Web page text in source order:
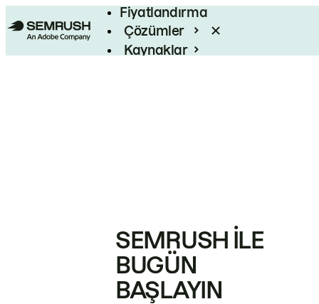
Fiyatlandırma
Çözümler
Kaynaklar
SEMRUSH ILE
BUGÜN
BAŞLAYIN